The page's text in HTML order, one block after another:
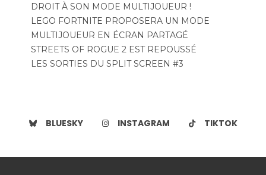
DROIT À SON MODE MULTIJOUEUR !
LEGO FORTNITE PROPOSERA UN MODE
MULTIJOUEUR EN ÉCRAN PARTAGÉ
STREETS OF ROGUE 2 EST REPOUSSÉ
LES SORTIES DU SPLIT SCREEN #3
BLUESKY INSTAGRAM TIKTOK